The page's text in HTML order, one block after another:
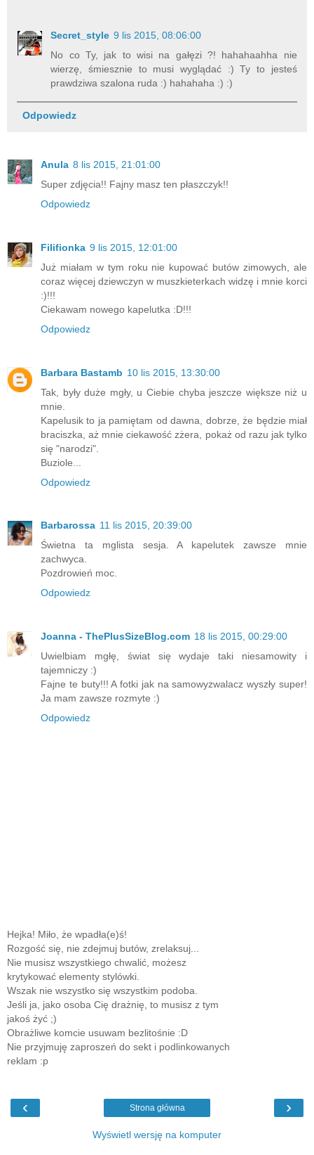
Secret_style 9 lis 2015, 08:06:00
No co Ty, jak to wisi na gałęzi ?! hahahaahha nie
wierzę, śmiesznie to musi wyglądać :) Ty to jesteś
prawdziwa szalona ruda :) hahahaha :) :)
Odpowiedz
Anula 8 lis 2015, 21:01:00
Super zdjęcia!! Fajny masz ten płaszczyk!!
Odpowiedz
Filifionka 9 lis 2015, 12:01:00
Już miałam w tym roku nie kupować butów zimowych, ale
coraz więcej dziewczyn w muszkieterkach widzę i mnie korci
:)!!!
Ciekawam nowego kapelutka :D!!!
Odpowiedz
Barbara Bastamb 10 lis 2015, 13:30:00
Tak, były duże mgły, u Ciebie chyba jeszcze większe niż u
mnie.
Kapelusik to ja pamiętam od dawna, dobrze, że będzie miał
braciszka, aż mnie ciekawość zżera, pokaż od razu jak tylko
się "narodzi".
Buziole...
Odpowiedz
Barbarossa 11 lis 2015, 20:39:00
Świetna ta mglista sesja. A kapelutek zawsze mnie
zachwyca.
Pozdrowień moc.
Odpowiedz
Joanna - ThePlusSizeBlog.com 18 lis 2015, 00:29:00
Uwielbiam mgłę, świat się wydaje taki niesamowity i
tajemniczy :)
Fajne te buty!!! A fotki jak na samowyzwalacz wyszły super!
Ja mam zawsze rozmyte :)
Odpowiedz
Hejka! Miło, że wpadła(e)ś!
Rozgość się, nie zdejmuj butów, zrelaksuj...
Nie musisz wszystkiego chwalić, możesz
krytykować elementy stylówki.
Wszak nie wszystko się wszystkim podoba.
Jeśli ja, jako osoba Cię drażnię, to musisz z tym
jakoś żyć ;)
Obrażliwe komcie usuwam bezlitośnie :D
Nie przyjmuję zaproszeń do sekt i podlinkowanych
reklam :p
‹ ›
Strona główna
Wyświetl wersję na komputer